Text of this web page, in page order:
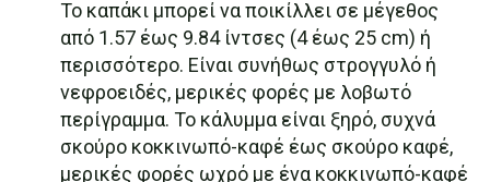
Το καπάκι μπορεί να ποικίλλει σε μέγεθος
από 1.57 έως 9.84 ίντσες (4 έως 25 cm) ή
περισσότερο. Είναι συνήθως στρογγυλό ή
νεφροειδές, μερικές φορές με λοβωτό
περίγραμμα. Το κάλυμμα είναι ξηρό, συχνά
σκούρο κοκκινωπό-καφέ έως σκούρο καφέ,
μερικές φορές ωχρό με ένα κοκκινωπό-καφέ